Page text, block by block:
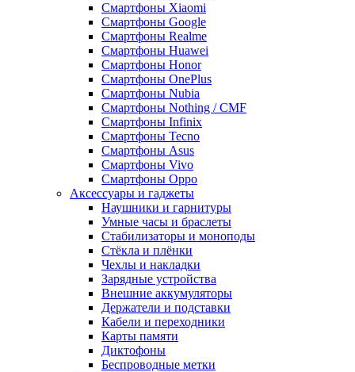
Смартфоны Xiaomi
Смартфоны Google
Смартфоны Realme
Смартфоны Huawei
Смартфоны Honor
Смартфоны OnePlus
Смартфоны Nubia
Смартфоны Nothing / CMF
Смартфоны Infinix
Смартфоны Tecno
Смартфоны Asus
Смартфоны Vivo
Смартфоны Oppo
Аксессуары и гаджеты
Наушники и гарнитуры
Умные часы и браслеты
Стабилизаторы и моноподы
Стёкла и плёнки
Чехлы и накладки
Зарядные устройства
Внешние аккумуляторы
Держатели и подставки
Кабели и переходники
Карты памяти
Диктофоны
Беспроводные метки